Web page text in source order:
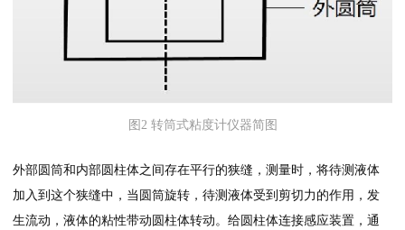
图2 转筒式粘度计仪器简图
外部圆筒和内部圆柱体之间存在平行的狭缝，测量时，将待测液体
加入到这个狭缝中，当圆筒旋转，待测液体受到剪切力的作用，发
生流动，液体的粘性带动圆柱体转动。给圆柱体连接感应装置，通